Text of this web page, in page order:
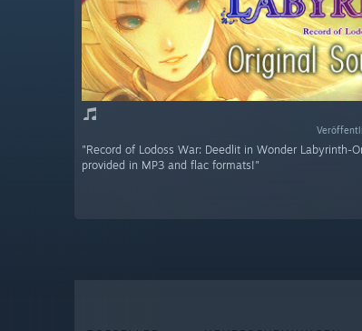
"Record of Lodoss War: Deedlit in Wonder Labyrinth-
provided in MP3 and flac formats!"